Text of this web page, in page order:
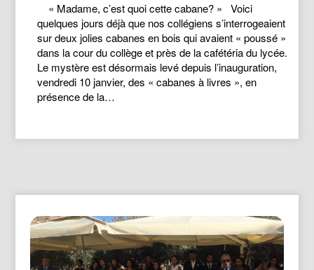
« Madame, c’est quoi cette cabane? » Voici
quelques jours déjà que nos collégiens s’interrogeaient
sur deux jolies cabanes en bois qui avaient « poussé »
dans la cour du collège et près de la cafétéria du lycée.
Le mystère est désormais levé depuis l’inauguration,
vendredi 10 janvier, des « cabanes à livres », en
présence de la…